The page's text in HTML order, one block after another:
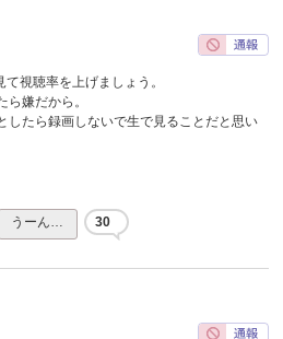
視聴率を上げましょう。
嫌だから。
したら録画しないで生で見ることだと思い
うーん… 30